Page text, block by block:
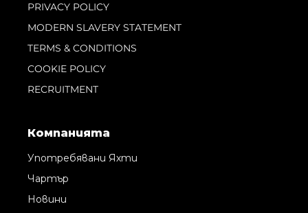
PRIVACY POLICY
MODERN SLAVERY STATEMENT
TERMS & CONDITIONS
COOKIE POLICY
RECRUITMENT
Компанията
Употребявани Яхти
Чартър
Новини